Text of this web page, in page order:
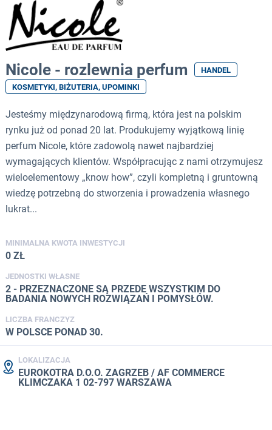
Nicole - rozlewnia perfum
HANDEL
KOSMETYKI, BIŻUTERIA, UPOMINKI
Jesteśmy międzynarodową firmą, która jest na polskim
rynku już od ponad 20 lat. Produkujemy wyjątkową linię
perfum Nicole, które zadowolą nawet najbardziej
wymagających klientów. Współpracując z nami otrzymujesz
wieloelementowy „know how”, czyli kompletną i gruntowną
wiedzę potrzebną do stworzenia i prowadzenia własnego
lukrat...
MINIMALNA KWOTA INWESTYCJI
0 ZŁ
JEDNOSTKI WŁASNE
2 - PRZEZNACZONE SĄ PRZEDE WSZYSTKIM DO
BADANIA NOWYCH ROZWIĄZAŃ I POMYSŁÓW.
LICZBA FRANCZYZ
W POLSCE PONAD 30.
LOKALIZACJA
EUROKOTRA D.O.O. ZAGRZEB / AF COMMERCE
KLIMCZAKA 1 02-797 WARSZAWA